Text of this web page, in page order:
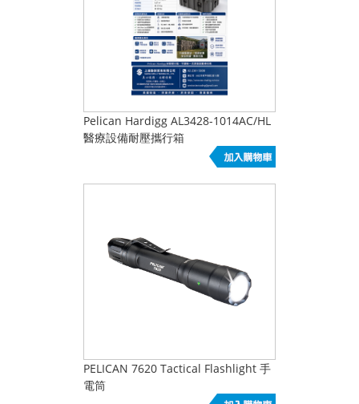
Pelican Hardigg AL3428-1014AC/HL
醫療設備耐壓攜行箱
PELICAN 7620 Tactical Flashlight 手
電筒